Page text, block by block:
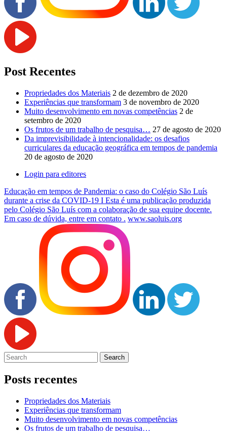
Post Recentes
Propriedades dos Materiais 2 de dezembro de 2020
Experiências que transformam 3 de novembro de 2020
Muito desenvolvimento em novas competências 2 de
setembro de 2020
Os frutos de um trabalho de pesquisa… 27 de agosto de 2020
Da imprevisibilidade à intencionalidade: os desafios
curriculares da educação geográfica em tempos de pandemia
20 de agosto de 2020
Login para editores
Educação em tempos de Pandemia: o caso do Colégio São Luís
durante a crise da COVID-19 I Esta é uma publicação produzida
pelo Colégio São Luís com a colaboração de sua equipe docente.
Em caso de dúvida, entre em contato . www.saoluis.org
Posts recentes
Propriedades dos Materiais
Experiências que transformam
Muito desenvolvimento em novas competências
Os frutos de um trabalho de pesquisa…